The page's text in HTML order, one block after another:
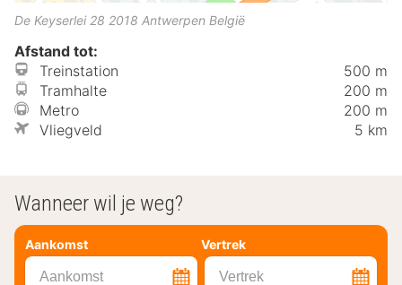
De Keyserlei 28 2018 Antwerpen België
Afstand tot:
Treinstation
500 m
Tramhalte
200 m
Metro
200 m
Vliegveld
5 km
Wanneer wil je weg?
Aankomst Vertrek
Aankomst Vertrek